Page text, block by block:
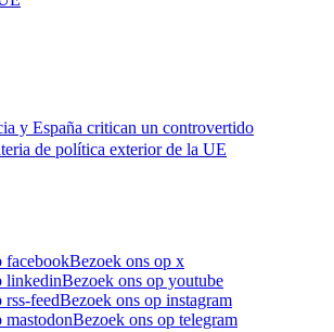
y España critican un controvertido
de política exterior de la UE
facebookBezoek ons op x
linkedinBezoek ons op youtube
rss-feedBezoek ons op instagram
mastodonBezoek ons op telegram